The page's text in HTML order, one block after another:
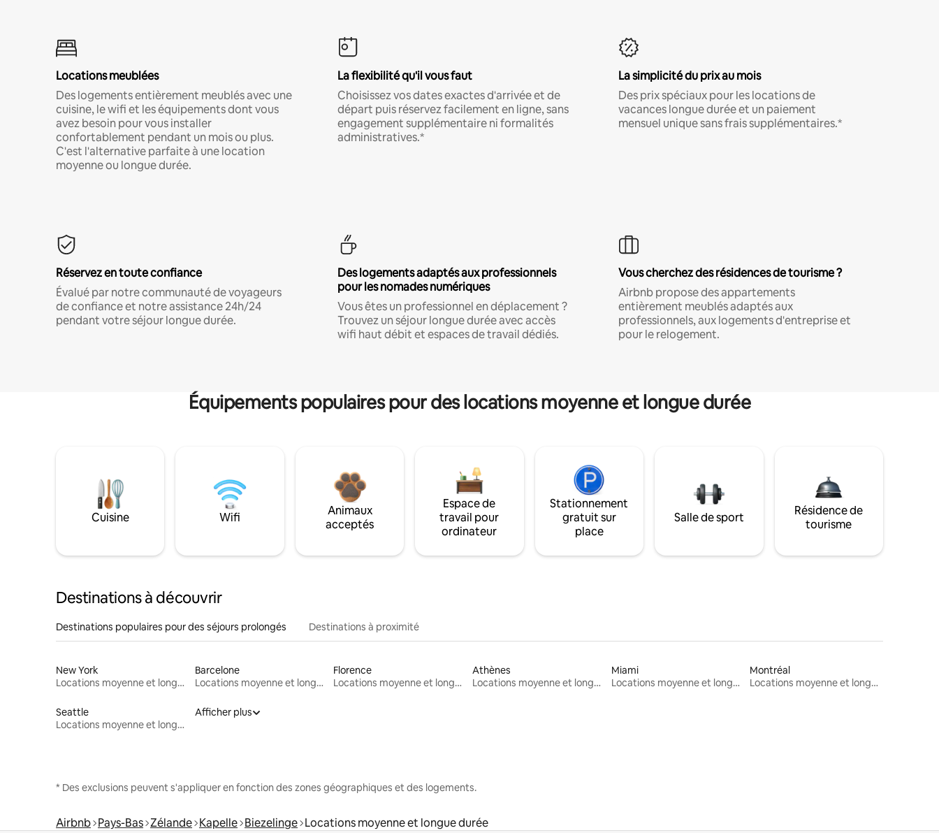
Locations meublées
Des logements entièrement meublés avec une
cuisine, le wifi et les équipements dont vous
avez besoin pour vous installer
confortablement pendant un mois ou plus.
C'est l'alternative parfaite à une location
moyenne ou longue durée.
La flexibilité qu'il vous faut
Choisissez vos dates exactes d'arrivée et de
départ puis réservez facilement en ligne, sans
engagement supplémentaire ni formalités
administratives.*
La simplicité du prix au mois
Des prix spéciaux pour les locations de
vacances longue durée et un paiement
mensuel unique sans frais supplémentaires.*
Réservez en toute confiance
Évalué par notre communauté de voyageurs
de confiance et notre assistance 24h/24
pendant votre séjour longue durée.
Des logements adaptés aux professionnels
pour les nomades numériques
Vous êtes un professionnel en déplacement ?
Trouvez un séjour longue durée avec accès
wifi haut débit et espaces de travail dédiés.
Vous cherchez des résidences de tourisme ?
Airbnb propose des appartements
entièrement meublés adaptés aux
professionnels, aux logements d'entreprise et
pour le relogement.
Équipements populaires pour des locations moyenne et longue durée
Cuisine Wifi
Animaux
acceptés
Espace de
travail pour
ordinateur
Stationnement
gratuit sur
place
Salle de sport
Résidence de
tourisme
Destinations à découvrir
Destinations populaires pour des séjours prolongés Destinations à proximité
New York
Locations moyenne et longue durée
Barcelone
Locations moyenne et longue durée
Florence
Locations moyenne et longue durée
Athènes
Locations moyenne et longue durée
Miami
Locations moyenne et longue durée
Montréal
Locations moyenne et longue durée
Seattle
Locations moyenne et longue durée
Afficher plus
* Des exclusions peuvent s'appliquer en fonction des zones géographiques et des logements.
Airbnb Pays-Bas Zélande Kapelle Biezelinge Locations moyenne et longue durée